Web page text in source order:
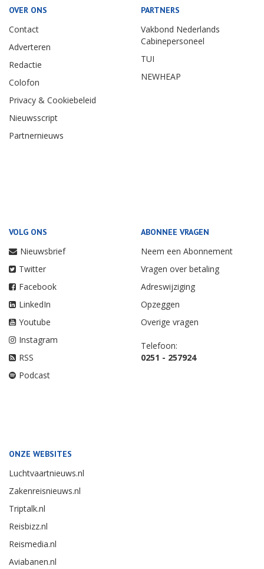
OVER ONS
Contact
Adverteren
Redactie
Colofon
Privacy & Cookiebeleid
Nieuwsscript
Partnernieuws
PARTNERS
Vakbond Nederlands
Cabinepersoneel
TUI
NEWHEAP
VOLG ONS
Nieuwsbrief
Twitter
Facebook
LinkedIn
Youtube
Instagram
RSS
Podcast
ABONNEE VRAGEN
Neem een Abonnement
Vragen over betaling
Adreswijziging
Opzeggen
Overige vragen
Telefoon:
0251 - 257924
ONZE WEBSITES
Luchtvaartnieuws.nl
Zakenreisnieuws.nl
Triptalk.nl
Reisbizz.nl
Reismedia.nl
Aviabanen.nl